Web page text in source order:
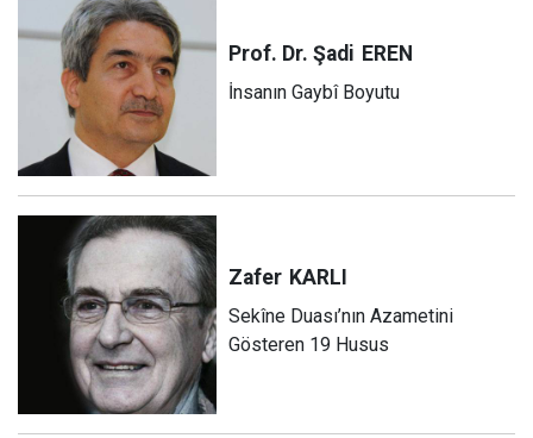
Prof. Dr. Şadi EREN
İnsanın Gaybî Boyutu
Zafer KARLI
Sekîne Duası’nın Azametini
Gösteren 19 Husus